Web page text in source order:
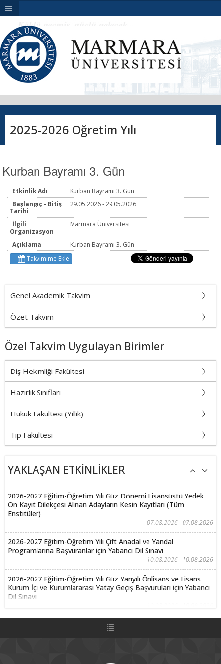
|||
2025-2026 Öğretim Yılı
Kurban Bayramı 3. Gün
Etkinlik Adı
Kurban Bayramı 3. Gün
Başlangıç - Bitiş
Tarihi
29.05.2026 - 29.05.2026
İlgili
Organizasyon
Marmara Üniversitesi
Açıklama
Kurban Bayramı 3. Gün
Takvimime Ekle
Genel Akademik Takvim
Özet Takvim
Özel Takvim Uygulayan Birimler
Diş Hekimliği Fakültesi
Hazırlık Sınıfları
Hukuk Fakültesi (Yıllık)
Tıp Fakültesi
YAKLAŞAN ETKİNLİKLER
2026-2027 Eğitim-Öğretim Yılı Güz Dönemi Lisansüstü Yedek
Ön Kayıt Dilekçesi Alınan Adayların Kesin Kayıtları (Tüm
Enstitüler)
07.08.2026 - 07.08.2026
2026-2027 Eğitim-Öğretim Yılı Çift Anadal ve Yandal
Programlarına Başvuranlar için Yabancı Dil Sınavı
10.08.2026 - 10.08.2026
2026-2027 Eğitim-Öğretim Yılı Güz Yarıyılı Önlisans ve Lisans
Kurum İçi ve Kurumlararası Yatay Geçiş Başvuruları için Yabancı
Dil Sınavı
2026-2027 Eğitim-Öğretim Yılı Çift Anadal ve Yandal
Programlarına Başvuranlar için Özel Yetenek Sınavları
2026-2027 Eğitim-Öğretim Yılı Güz Yarıyılı Önlisans ve Lisans